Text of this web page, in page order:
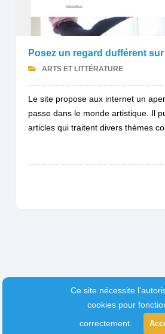
Posez un regard dufférent sur
ARTS ET LITTÉRATURE
Le site propose aux internet un
passe dans le monde artistique. Il
articles qui traitent divers thèmes
Ce site nécessite
cookies pour
correctement.